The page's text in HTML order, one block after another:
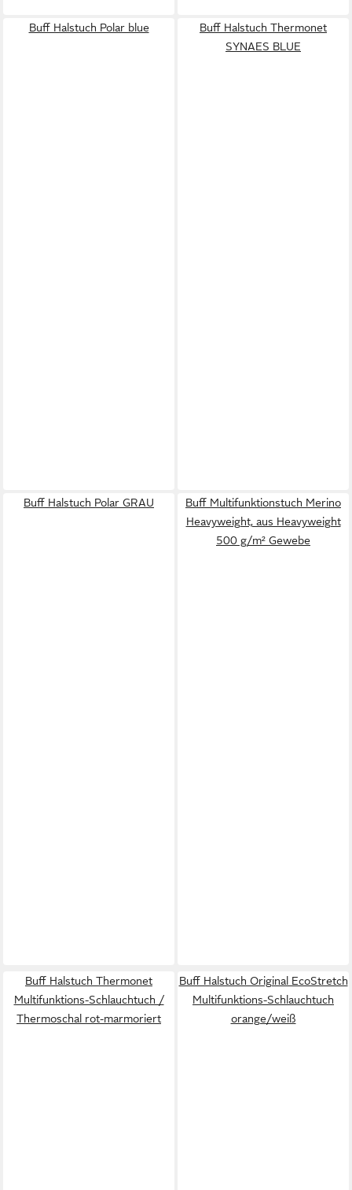
Buff Halstuch Polar blue
Buff Halstuch Thermonet
SYNAES BLUE
Buff Halstuch Polar GRAU
Buff Multifunktionstuch Merino
Heavyweight, aus Heavyweight
500 g/m² Gewebe
Buff Halstuch Thermonet
Multifunktions-Schlauchtuch /
Thermoschal rot-marmoriert
Buff Halstuch Original EcoStretch
Multifunktions-Schlauchtuch
orange/weiß